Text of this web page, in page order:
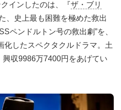
インしたのは、『ザ・ブリ
、史上最も困難を極めた救出
ペンドルトン号の救出劇”を、
化したスペクタクルドラマ。土
興収9986万7400円をあげてい